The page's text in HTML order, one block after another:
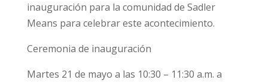
inauguración para la comunidad de Sadler
Means para celebrar este acontecimiento.
Ceremonia de inauguración
Martes 21 de mayo a las 10:30 – 11:30 a.m. a